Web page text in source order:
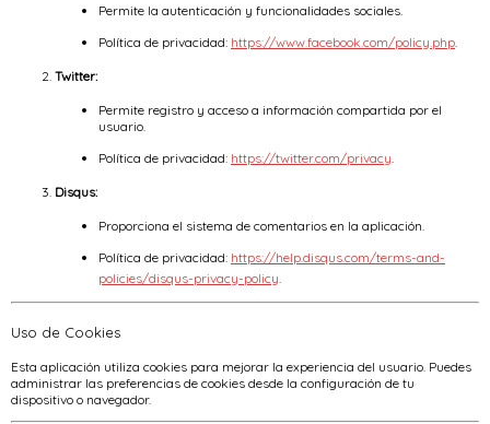
Permite la autenticación y funcionalidades sociales.
Política de privacidad: https://www.facebook.com/policy.php
Twitter:
Permite registro y acceso a información compartida por el
usuario.
Política de privacidad: https://twitter.com/privacy
Disqus:
Proporciona el sistema de comentarios en la aplicación.
Política de privacidad: https://help.disqus.com/terms-and-
policies/disqus-privacy-policy
Uso de Cookies
Esta aplicación utiliza cookies para mejorar la experiencia del usuario. Puedes
administrar las preferencias de cookies desde la configuración de tu
dispositivo o navegador.